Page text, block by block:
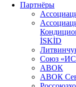
Партнёры
İSKİD
Союз
АВОК
АВОК